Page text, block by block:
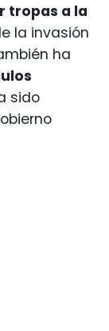
tropas a la
la invasión
ha
sido